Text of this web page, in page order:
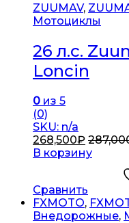
ZUUMAV,
Мотоциклы
26 л.с.
Loncin
0 из 5
(0)
SKU: n/a
268,500₽
В корзину
Сравнить
FXMOTO,
Внедорожные,